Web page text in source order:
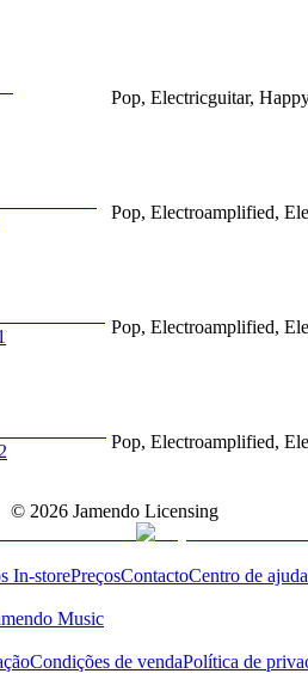
Pop, Electricguitar,
Pop, Electroamplified,
Pop, Electroamplified,
Pop, Electroamplified,
© 2026 Jamendo Licensing
In-storePreçosContactoCentro de ajuda
Music
Condições de vendaPolítica de